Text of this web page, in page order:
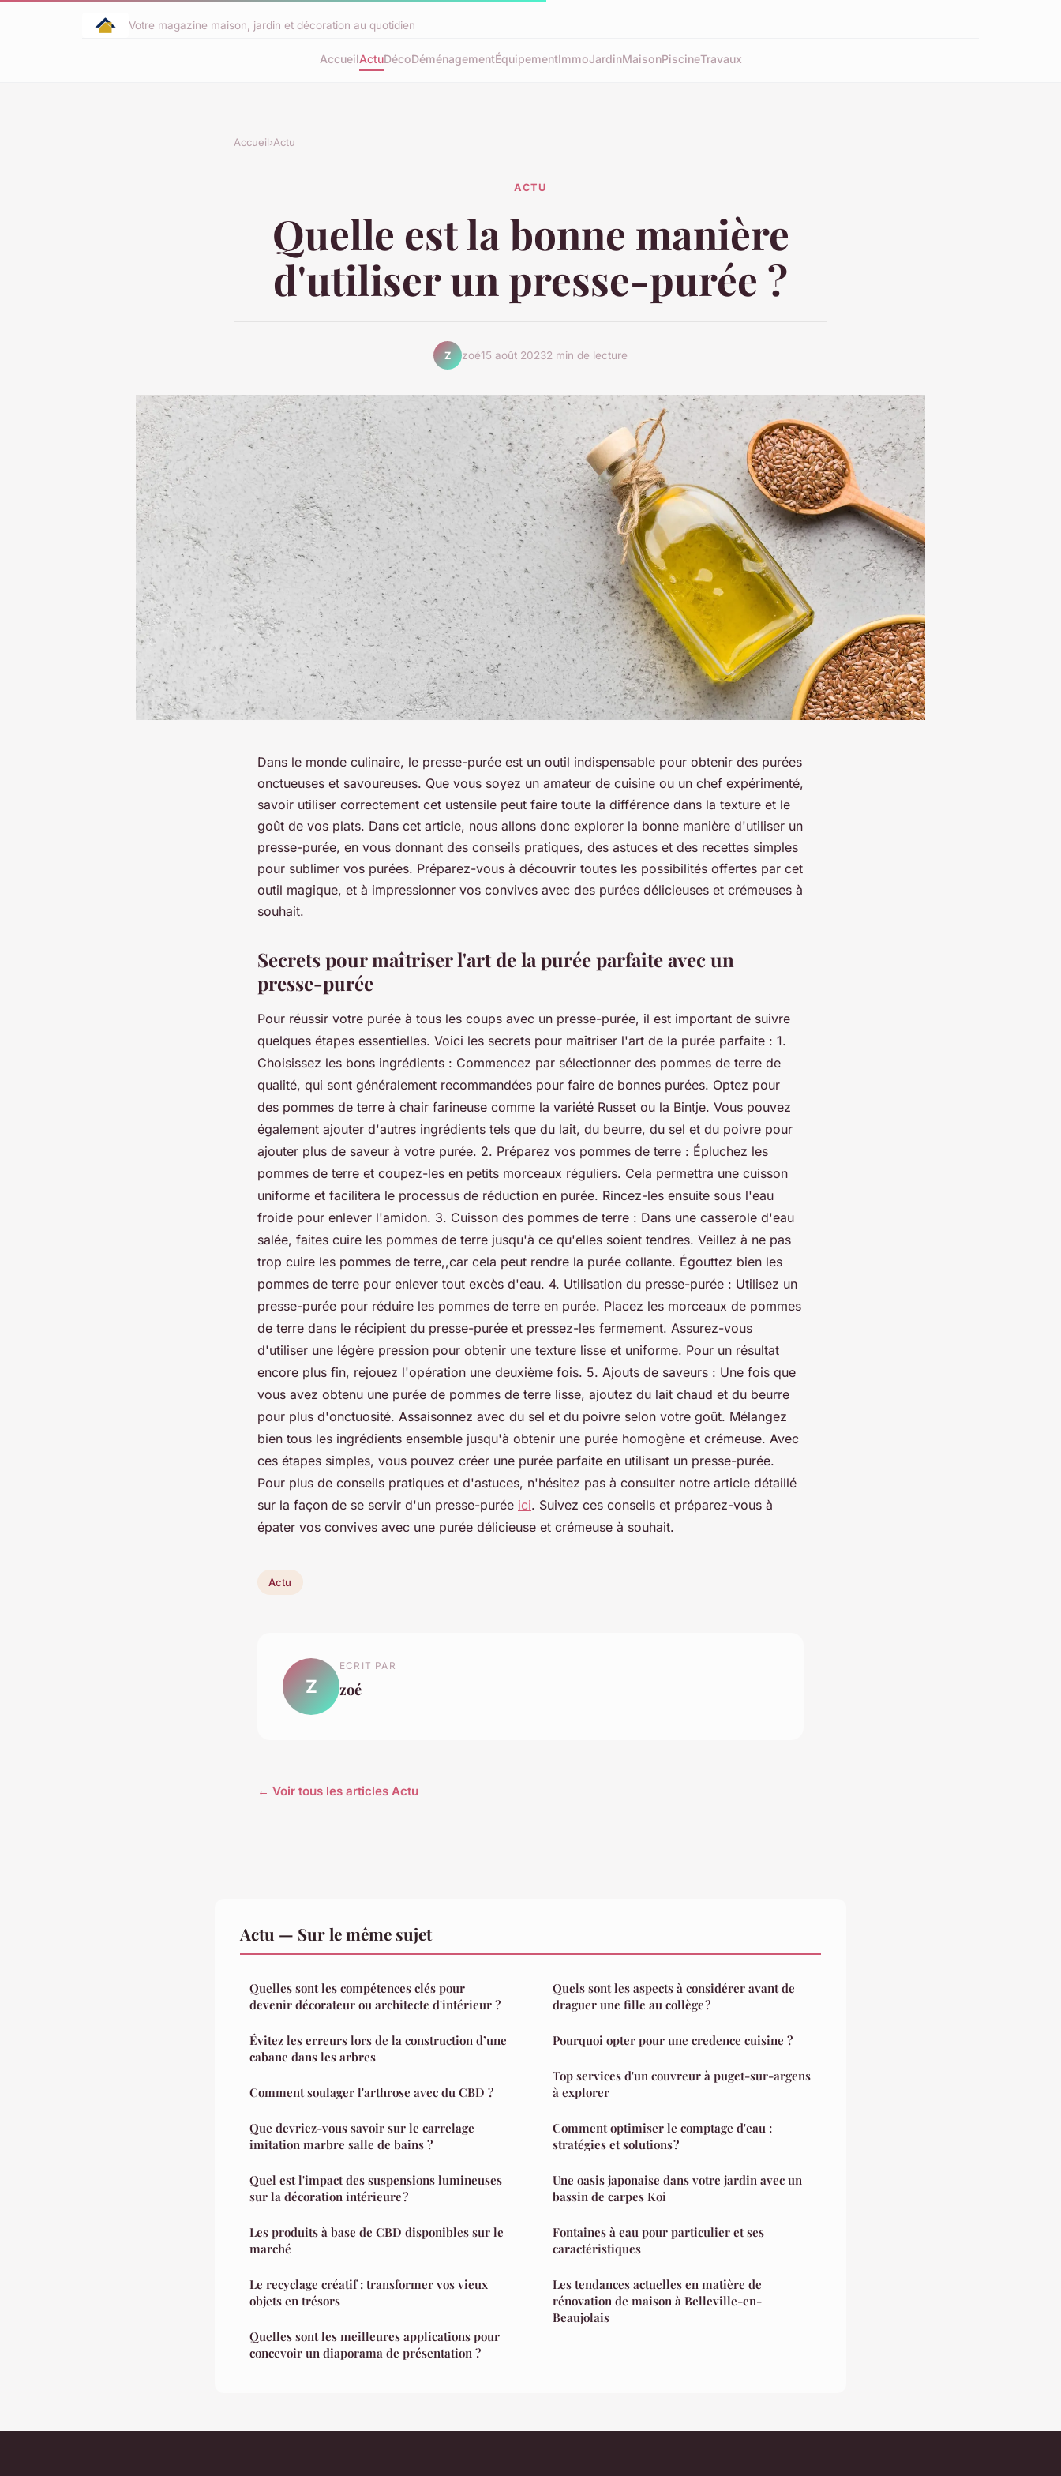
Votre magazine maison, jardin et décoration au quotidien
AccueilActuDécoDéménagementÉquipementImmoJardinMaisonPiscineTravaux
Accueil›Actu
ACTU
Quelle est la bonne manière
d'utiliser un presse-purée ?
Z zoé15 août 20232 min de lecture
Dans le monde culinaire, le presse-purée est un outil indispensable pour obtenir des purées
onctueuses et savoureuses. Que vous soyez un amateur de cuisine ou un chef expérimenté,
savoir utiliser correctement cet ustensile peut faire toute la différence dans la texture et le
goût de vos plats. Dans cet article, nous allons donc explorer la bonne manière d'utiliser un
presse-purée, en vous donnant des conseils pratiques, des astuces et des recettes simples
pour sublimer vos purées. Préparez-vous à découvrir toutes les possibilités offertes par cet
outil magique, et à impressionner vos convives avec des purées délicieuses et crémeuses à
souhait.
Secrets pour maîtriser l'art de la purée parfaite avec un
presse-purée
Pour réussir votre purée à tous les coups avec un presse-purée, il est important de suivre
quelques étapes essentielles. Voici les secrets pour maîtriser l'art de la purée parfaite : 1.
Choisissez les bons ingrédients : Commencez par sélectionner des pommes de terre de
qualité, qui sont généralement recommandées pour faire de bonnes purées. Optez pour
des pommes de terre à chair farineuse comme la variété Russet ou la Bintje. Vous pouvez
également ajouter d'autres ingrédients tels que du lait, du beurre, du sel et du poivre pour
ajouter plus de saveur à votre purée. 2. Préparez vos pommes de terre : Épluchez les
pommes de terre et coupez-les en petits morceaux réguliers. Cela permettra une cuisson
uniforme et facilitera le processus de réduction en purée. Rincez-les ensuite sous l'eau
froide pour enlever l'amidon. 3. Cuisson des pommes de terre : Dans une casserole d'eau
salée, faites cuire les pommes de terre jusqu'à ce qu'elles soient tendres. Veillez à ne pas
trop cuire les pommes de terre,,car cela peut rendre la purée collante. Égouttez bien les
pommes de terre pour enlever tout excès d'eau. 4. Utilisation du presse-purée : Utilisez un
presse-purée pour réduire les pommes de terre en purée. Placez les morceaux de pommes
de terre dans le récipient du presse-purée et pressez-les fermement. Assurez-vous
d'utiliser une légère pression pour obtenir une texture lisse et uniforme. Pour un résultat
encore plus fin, rejouez l'opération une deuxième fois. 5. Ajouts de saveurs : Une fois que
vous avez obtenu une purée de pommes de terre lisse, ajoutez du lait chaud et du beurre
pour plus d'onctuosité. Assaisonnez avec du sel et du poivre selon votre goût. Mélangez
bien tous les ingrédients ensemble jusqu'à obtenir une purée homogène et crémeuse. Avec
ces étapes simples, vous pouvez créer une purée parfaite en utilisant un presse-purée.
Pour plus de conseils pratiques et d'astuces, n'hésitez pas à consulter notre article détaillé
sur la façon de se servir d'un presse-purée ici. Suivez ces conseils et préparez-vous à
épater vos convives avec une purée délicieuse et crémeuse à souhait.
Actu
Z
ECRIT PAR
zoé
← Voir tous les articles Actu
Actu — Sur le même sujet
Quelles sont les compétences clés pour
devenir décorateur ou architecte d'intérieur ?
Évitez les erreurs lors de la construction d’une
cabane dans les arbres
Comment soulager l'arthrose avec du CBD ?
Que devriez-vous savoir sur le carrelage
imitation marbre salle de bains ?
Quel est l'impact des suspensions lumineuses
sur la décoration intérieure ?
Les produits à base de CBD disponibles sur le
marché
Le recyclage créatif : transformer vos vieux
objets en trésors
Quelles sont les meilleures applications pour
concevoir un diaporama de présentation ?
Quels sont les aspects à considérer avant de
draguer une fille au collège ?
Pourquoi opter pour une credence cuisine ?
Top services d'un couvreur à puget-sur-argens
à explorer
Comment optimiser le comptage d'eau :
stratégies et solutions ?
Une oasis japonaise dans votre jardin avec un
bassin de carpes Koi
Fontaines à eau pour particulier et ses
caractéristiques
Les tendances actuelles en matière de
rénovation de maison à Belleville-en-
Beaujolais